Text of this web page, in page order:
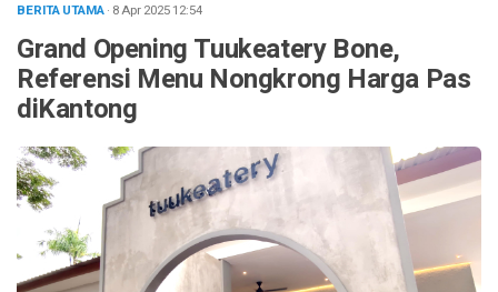
BERITA UTAMA· 8 Apr 202512:54
Grand Opening Tuukeatery Bone,
Referensi Menu Nongkrong Harga Pas
diKantong